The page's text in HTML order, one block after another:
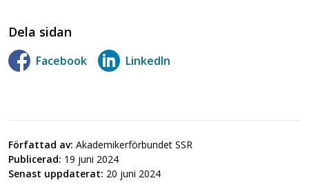
Dela sidan
Facebook LinkedIn
Författad av: Akademikerförbundet SSR
Publicerad: 19 juni 2024
Senast uppdaterat: 20 juni 2024